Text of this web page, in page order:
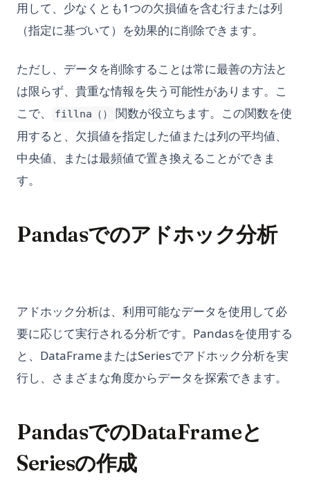
用して、少なくとも1つの欠損値を含む行または列
（指定に基づいて）を効果的に削除できます。
ただし、データを削除することは常に最善の方法と
は限らず、貴重な情報を失う可能性があります。こ
こで、
fillna（）
関数が役立ちます。この関数を使
用すると、欠損値を指定した値または列の平均値、
中央値、または最頻値で置き換えることができま
す。
Pandasでのアドホック分析
アドホック分析は、利用可能なデータを使用して必
要に応じて実行される分析です。Pandasを使用する
と、DataFrameまたはSeriesでアドホック分析を実
行し、さまざまな角度からデータを探索できます。
PandasでのDataFrameと
Seriesの作成